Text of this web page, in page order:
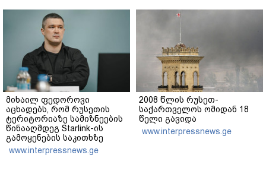
მიხაილ ფედოროვი
აცხადებს, რომ რუსეთის
ტერიტორიაზე სამიზნეების
წინააღმდეგ Starlink-ის
გამოყენების საკითხზე
ილონ მასკთან
მოლაპარაკებებს
www.interpressnews.ge
2008 წლის რუსეთ-
საქართველოს ომიდან 18
წელი გავიდა
www.interpressnews.ge